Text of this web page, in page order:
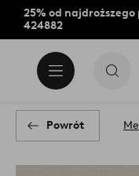
25% od
424882
Powrót